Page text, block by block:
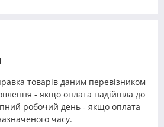
товарів даним перевізником
- якщо оплата надійшла до
робочий день - якщо оплата
часу.